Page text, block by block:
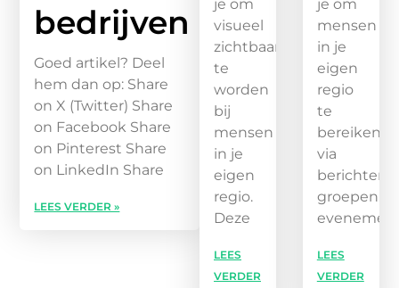
bedrijven
Goed artikel? Deel
hem dan op: Share
on X (Twitter) Share
on Facebook Share
on Pinterest Share
on LinkedIn Share
LEES VERDER »
je om
visueel
zichtbaar
te
worden
bij
mensen
in je
eigen
regio.
Deze
LEES
VERDER
je om
mensen
in je
eigen
regio
te
bereiken
via
berichten,
groepen,
LEES
VERDER